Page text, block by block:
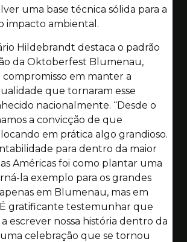
uma base técnica sólida para a
impacto ambiental.
Hildebrandt destaca o padrão
da Oktoberfest Blumenau,
compromisso em manter a
que tornaram esse
nacionalmente. “Desde o
a convicção de que
em prática algo grandioso.
para dentro da maior
Américas foi como plantar uma
la exemplo para os grandes
em Blumenau, mas em
gratificante testemunhar que
escrever nossa história dentro da
celebração que se tornou